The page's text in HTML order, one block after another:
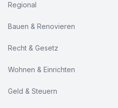
Regional
Bauen & Renovieren
Recht & Gesetz
Wohnen & Einrichten
Geld & Steuern